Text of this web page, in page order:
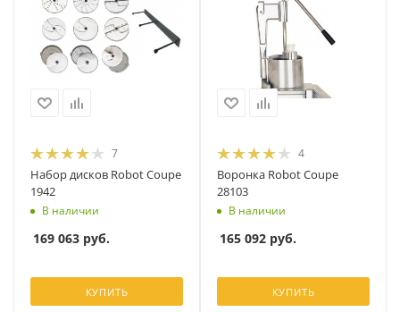
7
Набор дисков Robot Coupe
1942
В наличии
169 063 руб.
КУПИТЬ
4
Воронка Robot Coupe
28103
В наличии
165 092 руб.
КУПИТЬ